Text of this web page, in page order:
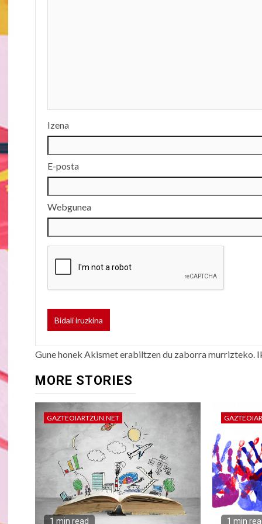
Izena
E-posta
Webgunea
Gune honek Akismet erabiltzen du zaborra murrizteko.
MORE STORIES
GAZTEOIARTZUN.NET
1 min read 1 min